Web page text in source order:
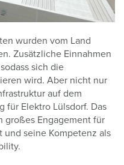
wurden vom Land
Zusätzliche Einnahmen
sich die
wird. Aber nicht nur
auf dem
für Elektro Lülsdorf. Das
großes Engagement für
seine Kompetenz als